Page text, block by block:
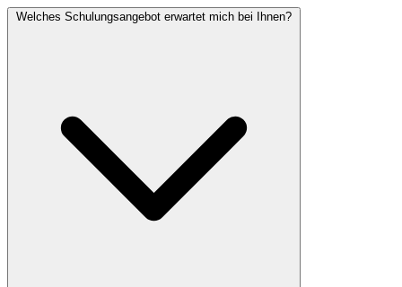
Welches Schulungsangebot erwartet mich bei Ihnen?